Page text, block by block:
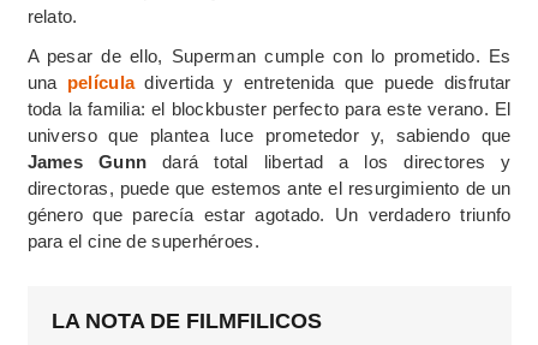
relato.
A pesar de ello, Superman cumple con lo prometido. Es
una películadivertida y entretenida que puede disfrutar
toda la familia: el blockbuster perfecto para este verano. El
universo que plantea luce prometedor y, sabiendo que
James Gunn dará total libertad a los directores y
directoras, puede que estemos ante el resurgimiento de un
género que parecía estar agotado. Un verdadero triunfo
para el cine de superhéroes.
LA NOTA DE FILMFILICOS